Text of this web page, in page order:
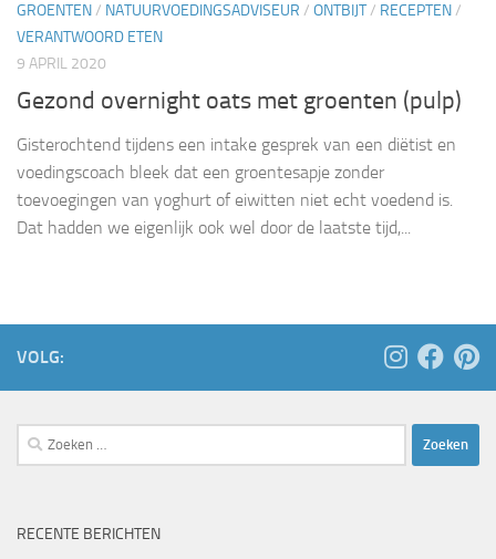
GROENTEN/ NATUURVOEDINGSADVISEUR / ONTBIJT/ RECEPTEN/
VERANTWOORD ETEN
9 APRIL 2020
Gezond overnight oats met groenten (pulp)
Gisterochtend tijdens een intake gesprek van een diëtist en
voedingscoach bleek dat een groentesapje zonder
toevoegingen van yoghurt of eiwitten niet echt voedend is.
Dat hadden we eigenlijk ook wel door de laatste tijd,...
VOLG:
Zoeken
naar:
RECENTE BERICHTEN